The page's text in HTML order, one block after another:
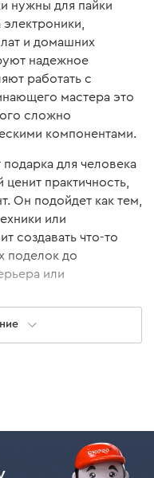
нужны для пайки
и домашних
надежное
работать с
мастера это
сложно
компонентами.
для человека
практичность,
Он подойдет как тем,
или
создавать что-то
поделок до
или
для своих
— это
скорость
инструмента.